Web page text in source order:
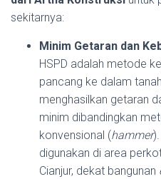
sekitarnya:
Minim Getaran dan
HSPD adalah metode
pancang ke dalam
menghasilkan getaran
minim dibandingkan
konvensional (hammer
digunakan di area
Cianjur, dekat bangunan